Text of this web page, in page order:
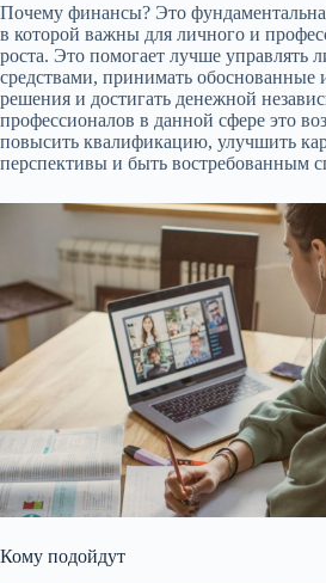
Почему финансы? Это
в которой важны для личного и
роста. Это помогает лучше управлять
средствами, принимать обоснованные
решения и достигать денежной
профессионалов в данной сфере это
повысить квалификацию, улучшить
перспективы и быть востребованным
Кому подойдут